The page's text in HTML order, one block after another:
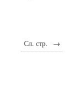
Сл. стр. →